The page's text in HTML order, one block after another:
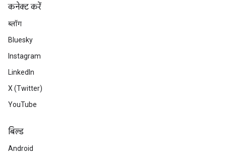
कनेक्ट करें
ब्लॉग
Bluesky
Instagram
LinkedIn
X (Twitter)
YouTube
बिल्ड
Android